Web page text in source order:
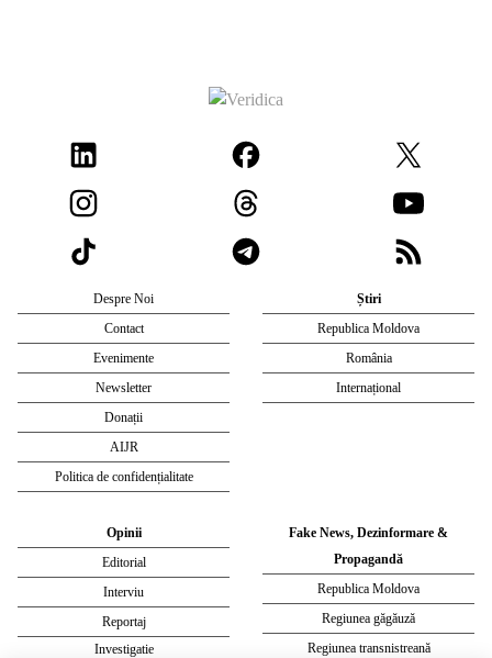
Despre Noi
Contact
Evenimente
Newsletter
Donații
AIJR
Politica de confidențialitate
Știri
Republica Moldova
România
Internațional
Opinii
Editorial
Interviu
Reportaj
Investigatie
Fake News, Dezinformare &
Propagandă
Republica Moldova
Regiunea găgăuză
Regiunea transnistreană